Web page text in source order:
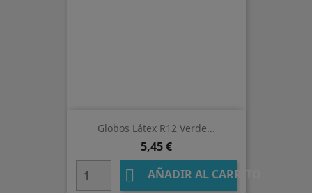
Globos Látex R12 Verde...
Precio
5,45 €
 AÑADIR AL CARRITO